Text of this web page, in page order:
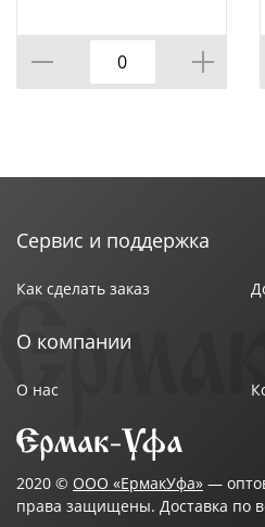
Сервис и поддержка
Как сделать заказ
О компании
О нас
2020 © ООО «ЕрмакУфа» —
права защищены. Доставка по